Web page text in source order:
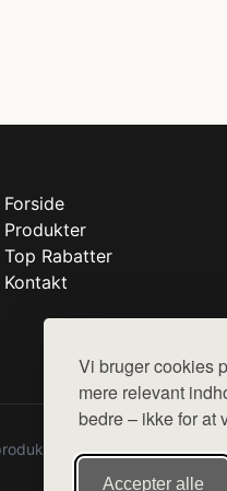
Vi bruger cookies
mere relevant
bedre – ikke for
Accepter alle
Forside
Produkter
Top Rabatter
Kontakt
fra diverse